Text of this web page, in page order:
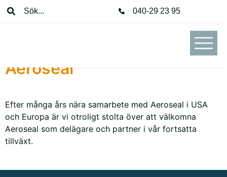
Sök... 040-29 23 95
Pressmeddelande
Förstärkt partnerskap med
Aeroseal
Efter många års nära samarbete med Aeroseal i USA
och Europa är vi otroligt stolta över att välkomna
Aeroseal som delägare och partner i vår fortsatta
tillväxt.